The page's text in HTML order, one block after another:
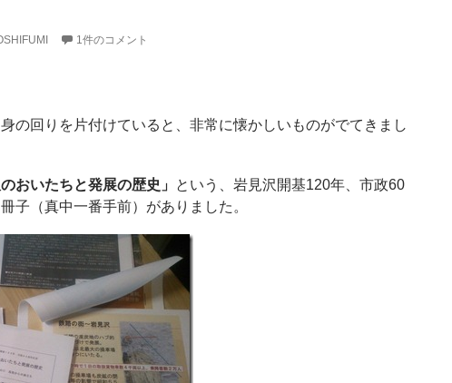
1件のコメント
の回りを片付けていると、非常に懐かしいものがでてきまし
のおいたちと発展の歴史」 という、岩見沢開基120年、市政60
子（真中一番手前）がありました。